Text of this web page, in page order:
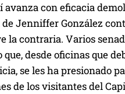
avanza con eficacia
Jenniffer González
la contraria. Varios
que, desde oficinas que
se les ha presionado
de los visitantes del